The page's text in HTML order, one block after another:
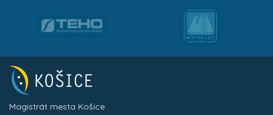
Magistrát mesta Košice